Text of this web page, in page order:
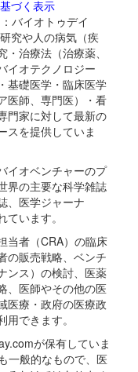
づく表示
バイオトゥデイ
究や人の病気（疾
治療法（治療薬、
イオテクノロジー
基礎医学・臨床医学
医師、専門医）・看
門家に対して最新の
スを提供していま
イオベンチャーのプ
界の主要な科学雑誌
、医学ジャーナ
います。
当者（CRA）の臨床
の販売戦略、ベンチ
ンス）の検討、医薬
、医師やその他の医
医療・政府の医療政
できます。
が保有していま
一般的なもので、医